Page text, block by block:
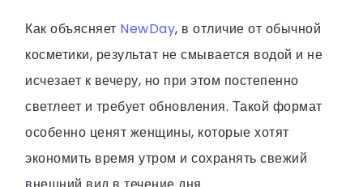
Как объясняет NewDay, в отличие от обычной
косметики, результат не смывается водой и не
исчезает к вечеру, но при этом постепенно
светлеет и требует обновления. Такой формат
особенно ценят женщины, которые хотят
экономить время утром и сохранять свежий